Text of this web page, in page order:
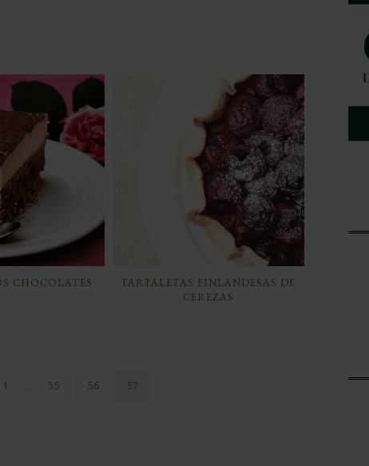
CHOCOLATES
TARTALETAS FINLANDESAS DE
CEREZAS
1 … 55 56 57